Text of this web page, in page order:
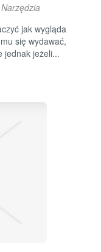
jak wygląda
się wydawać,
jednak jeżeli...